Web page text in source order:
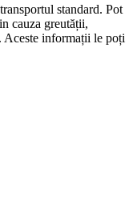
standard. Pot
cauza greutății,
Aceste informații le poți